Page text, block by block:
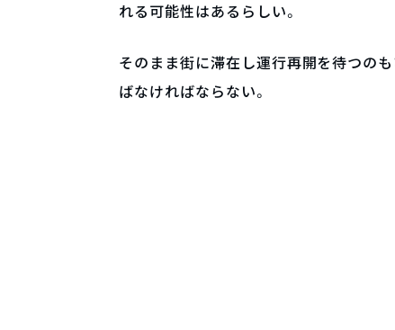
れる可能性はあるらしい。
そのまま街に滞在し運行再開を待つの
ばなければならない。